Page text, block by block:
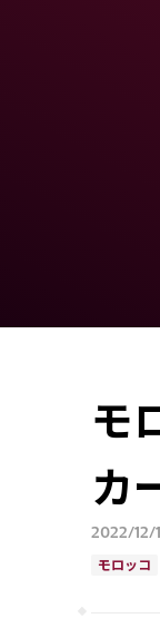
モ
カ
2022/12/
モロッコ